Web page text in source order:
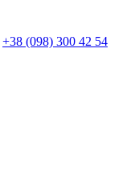
+38 (098) 300 42 54